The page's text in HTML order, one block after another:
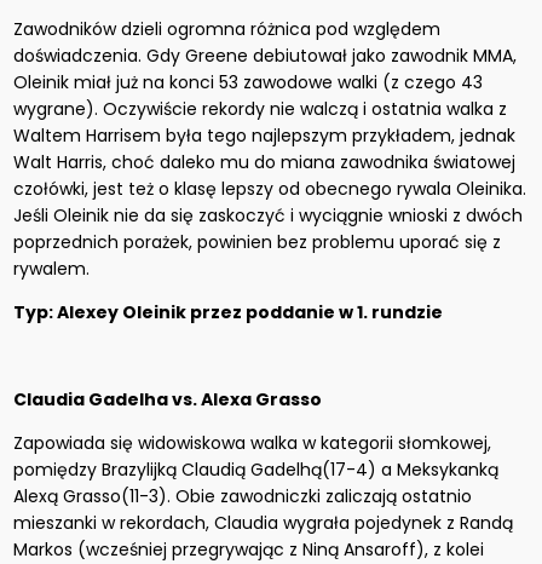
Zawodników dzieli ogromna różnica pod względem
doświadczenia. Gdy Greene debiutował jako zawodnik MMA,
Oleinik miał już na konci 53 zawodowe walki (z czego 43
wygrane). Oczywiście rekordy nie walczą i ostatnia walka z
Waltem Harrisem była tego najlepszym przykładem, jednak
Walt Harris, choć daleko mu do miana zawodnika światowej
czołówki, jest też o klasę lepszy od obecnego rywala Oleinika.
Jeśli Oleinik nie da się zaskoczyć i wyciągnie wnioski z dwóch
poprzednich porażek, powinien bez problemu uporać się z
rywalem.
Typ: Alexey Oleinik przez poddanie w 1. rundzie
Claudia Gadelha vs. Alexa Grasso
Zapowiada się widowiskowa walka w kategorii słomkowej,
pomiędzy Brazylijką Claudią Gadelhą(17-4) a Meksykanką
Alexą Grasso(11-3). Obie zawodniczki zaliczają ostatnio
mieszanki w rekordach, Claudia wygrała pojedynek z Randą
Markos (wcześniej przegrywając z Niną Ansaroff), z kolei